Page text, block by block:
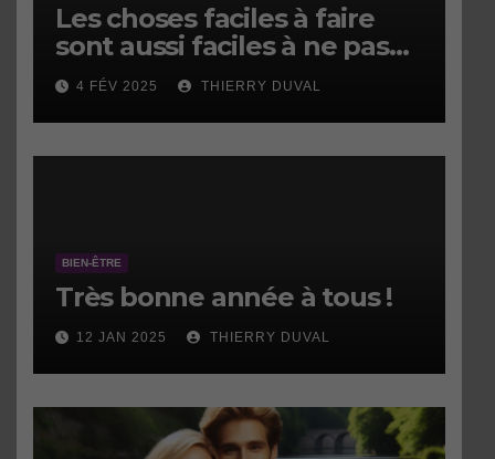
Les choses faciles à faire
sont aussi faciles à ne pas
faire.
4 FÉV 2025 THIERRY DUVAL
BIEN-ÊTRE
Très bonne année à tous !
12 JAN 2025 THIERRY DUVAL